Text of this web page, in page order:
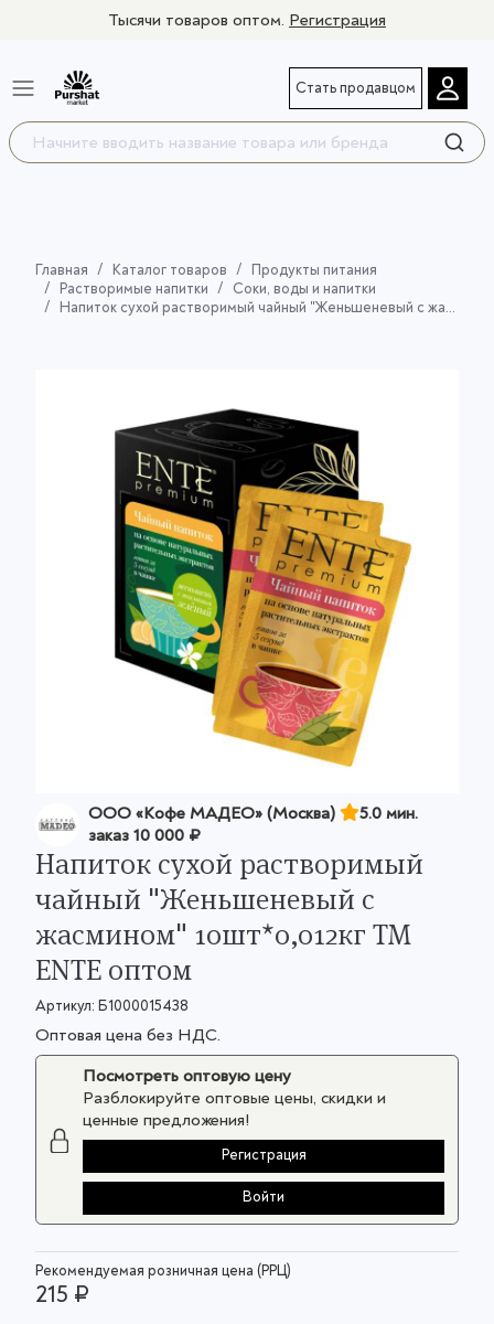
Тысячи товаров оптом. Регистрация
Стать продавцом
Главная Каталог товаров
Продукты питания
Растворимые напитки
Соки, воды и напитки
Напиток сухой растворимый чайный "Женьшеневый с жасмином" 10шт*0,012кг ТМ ENTE
OOO «Кофе МАДЕО» (Москва)
5.0 мин.
заказ10 000 ₽
Напиток сухой растворимый
чайный "Женьшеневый с
жасмином" 10шт*0,012кг ТМ
ENTE оптом
Артикул: Б1000015438
Оптовая цена без НДС.
Посмотреть оптовую цену
Разблокируйте оптовые цены, скидки и
ценные предложения!
Регистрация
Войти
Рекомендуемая розничная цена (РРЦ)
215 ₽